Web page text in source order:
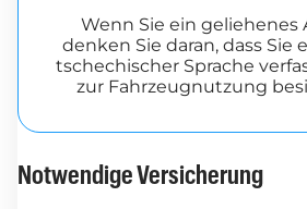
Wenn Sie ein geliehenes
denken Sie daran, dass Sie
tschechischer Sprache
zur Fahrzeugnutzung
Notwendige Versicherung